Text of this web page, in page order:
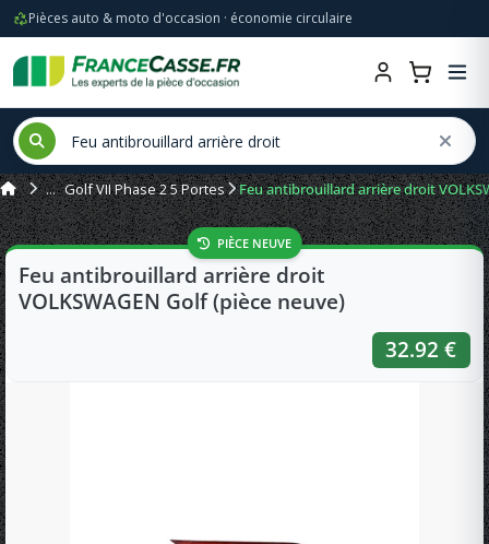
Pièces auto & moto d'occasion · économie circulaire
Golf VII Phase 2 5 Portes Feu antibrouillard arrière droit
PIÈCE NEUVE
Feu antibrouillard arrière droit
VOLKSWAGEN Golf (pièce neuve)
32.92 €